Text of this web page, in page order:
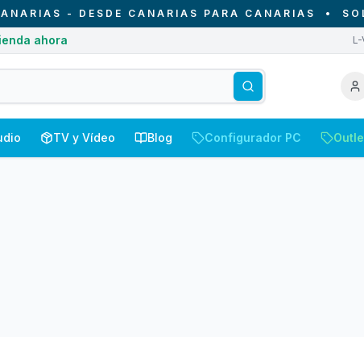
- DESDE CANARIAS PARA CANARIAS•SOLO
ahora
TV y Vídeo Blog Configurador PC